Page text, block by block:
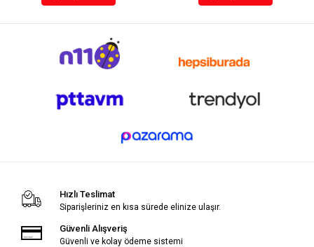
Hızlı Teslimat
Siparişleriniz en kısa sürede elinize ulaşır.
Güvenli Alışveriş
Güvenli ve kolay ödeme sistemi